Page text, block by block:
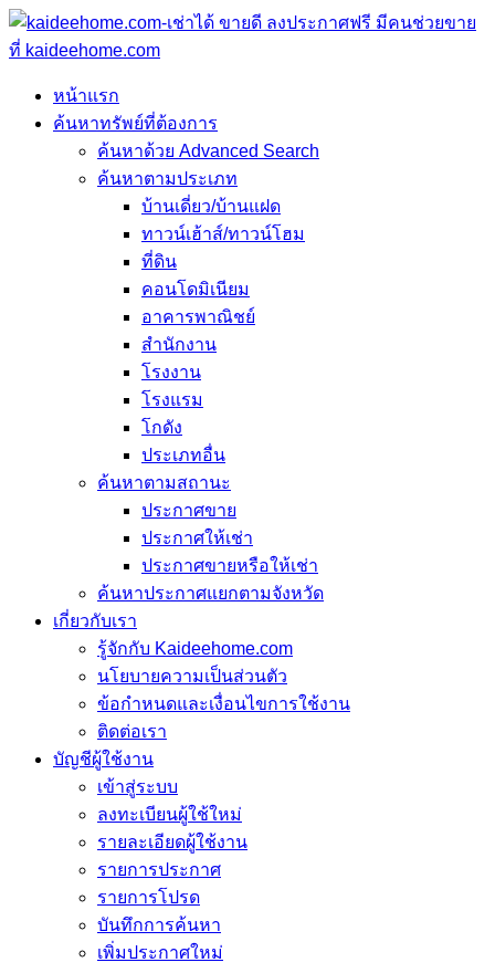
หน้าแรก
ค้นหาทรัพย์ที่ต้องการ
ค้นหาด้วย Advanced Search
ค้นหาตามประเภท
บ้านเดี่ยว/บ้านแฝด
ทาวน์เฮ้าส์/ทาวน์โฮม
ที่ดิน
คอนโดมิเนียม
อาคารพาณิชย์
สำนักงาน
โรงงาน
โรงแรม
โกดัง
ประเภทอื่น
ค้นหาตามสถานะ
ประกาศขาย
ประกาศให้เช่า
ประกาศขายหรือให้เช่า
ค้นหาประกาศแยกตามจังหวัด
เกี่ยวกับเรา
รู้จักกับ Kaideehome.com
นโยบายความเป็นส่วนตัว
ข้อกำหนดและเงื่อนไขการใช้งาน
ติดต่อเรา
บัญชีผู้ใช้งาน
เข้าสู่ระบบ
ลงทะเบียนผู้ใช้ใหม่
รายละเอียดผู้ใช้งาน
รายการประกาศ
รายการโปรด
บันทึกการค้นหา
เพิ่มประกาศใหม่